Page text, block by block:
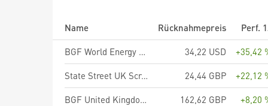
Name Rücknahmepreis
Perf.
BGF World Energy Fund A2 USD
34,22 USD
+35,42
State Street UK Screened Index Equity Fund P
24,44 GBP
+22,12
BGF United Kingdom Fund A2 GBP
162,62 GBP
+8,20